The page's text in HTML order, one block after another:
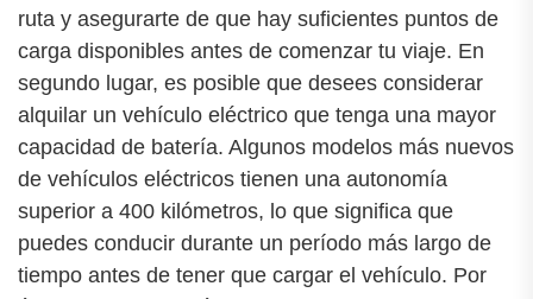
ruta y asegurarte de que hay suficientes puntos de
carga disponibles antes de comenzar tu viaje. En
segundo lugar, es posible que desees considerar
alquilar un vehículo eléctrico que tenga una mayor
capacidad de batería. Algunos modelos más nuevos
de vehículos eléctricos tienen una autonomía
superior a 400 kilómetros, lo que significa que
puedes conducir durante un período más largo de
tiempo antes de tener que cargar el vehículo. Por